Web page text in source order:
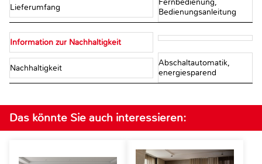
Lieferumfang
Fernbedienung,
Bedienungsanleitung
Information zur Nachhaltigkeit
Nachhaltigkeit
Abschaltautomatik,
energiesparend
Das könnte Sie auch interessieren: